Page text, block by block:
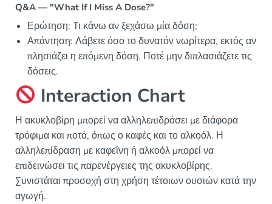
Q&A — "What If I Miss A Dose?"
Ερώτηση: Τι κάνω αν ξεχάσω μία δόση;
Απάντηση: Λάβετε όσο το δυνατόν νωρίτερα, εκτός αν
πλησιάζει η επόμενη δόση. Ποτέ μην διπλασιάζετε τις
δόσεις.
Interaction Chart
Η ακυκλοβίρη μπορεί να αλληλεπιδράσει με διάφορα
τρόφιμα και ποτά, όπως ο καφές και το αλκοόλ. Η
αλληλεπίδραση με καφεΐνη ή αλκοόλ μπορεί να
επιδεινώσει τις παρενέργειες της ακυκλοβίρης.
Συνιστάται προσοχή στη χρήση τέτοιων ουσιών κατά την
αγωγή.